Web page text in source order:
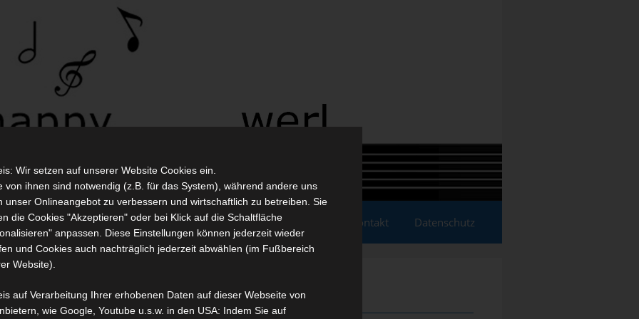
Terminkalender Mitgliedschaft Blog Impressum/Kontakt Datenschutz
2020
Wir setzen auf unserer Website Cookies ein.
von ihnen sind notwendig (z.B. für das System), während andere uns
unser Onlineangebot zu verbessern und wirtschaftlich zu betreiben. Sie
die Cookies "Akzeptieren" oder bei Klick auf die Schaltfläche
anpassen. Diese Einstellungen können jederzeit wieder
und Cookies auch nachträglich jederzeit abwählen (im Fußbereich
Website).
auf Verarbeitung Ihrer erhobenen Daten auf dieser Webseite von
wie Google, Youtube u.s.w. in den USA: Indem Sie auf